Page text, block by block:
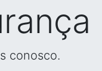
conosco.